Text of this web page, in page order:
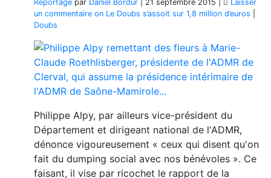
Reportage par Daniel Bordür 21 septembre 2015
Laisser
un commentaire on Le Doubs s’assoit sur 1,8 million d’euros
Doubs
Philippe Alpy, par ailleurs vice-président du
Département et dirigeant national de l'ADMR,
dénonce vigoureusement « ceux qui disent qu'on
fait du dumping social avec nos bénévoles ». Ce
faisant, il vise par ricochet le rapport de la